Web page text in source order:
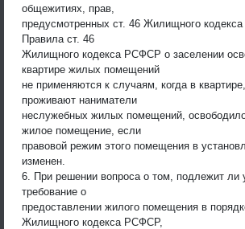
общежитиях, прав,
предусмотренных ст. 46 Жилищного
Правила ст. 46
Жилищного кодекса РСФСР о заселении
квартире жилых помещений
не применяются к случаям, когда в
проживают наниматели
неслужебных жилых помещений,
жилое помещение, если
правовой режим этого помещения в
изменен.
6. При решении вопроса о том, подлежит ли
требование о
предоставлении жилого помещения в
Жилищного кодекса РСФСР,